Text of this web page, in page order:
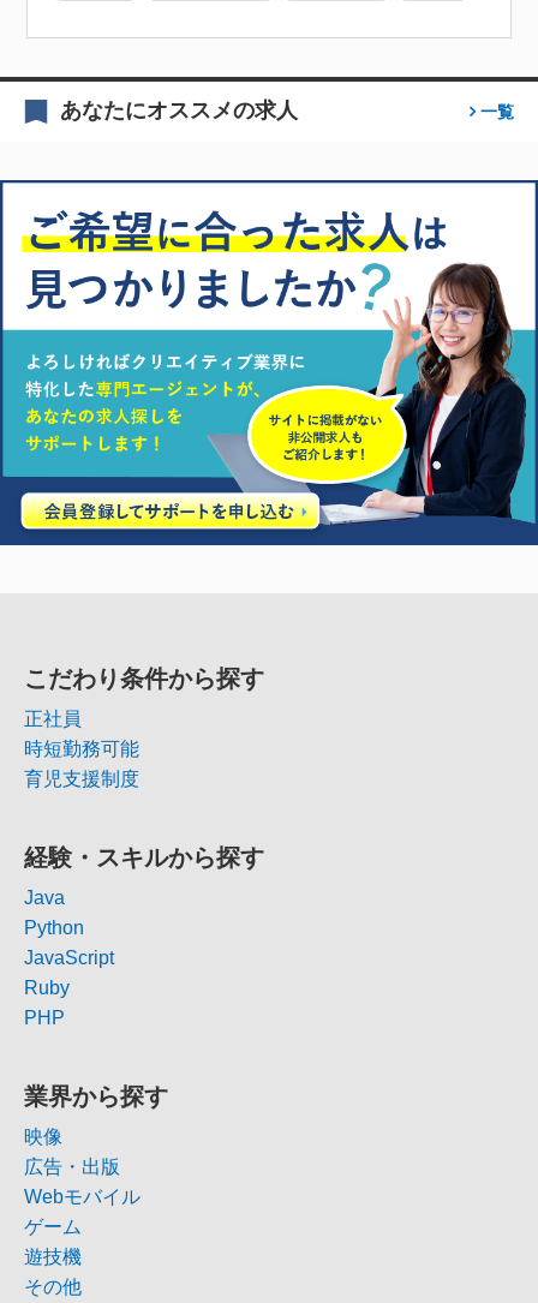
あなたにオススメの求人 一覧
こだわり条件から探す
正社員
時短勤務可能
育児支援制度
経験・スキルから探す
Java
Python
JavaScript
Ruby
PHP
業界から探す
映像
広告・出版
Webモバイル
ゲーム
遊技機
その他